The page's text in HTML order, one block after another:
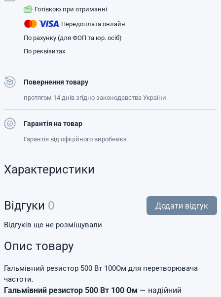
Готівкою при отриманні
Передоплата онлайн
По рахунку (для ФОП та юр. осіб)
По реквізитах
Повернення товару
протягом 14 днів згідно законодавства України
Гарантія на товар
Гарантія від офіційного виробника
Характеристики
Відгуки 0 Додати відгук
Відгуків ще не розміщували
Опис товару
Гальмівний резистор 500 Вт 100Ом для перетворювача
частоти.
Гальмівний резистор 500 Вт 100 Ом — надійний